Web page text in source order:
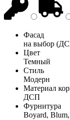
Фасад
на выбор
Цвет
Темный
Стиль
Модерн
Материал
ДСП
Фурнитура
Boyard,